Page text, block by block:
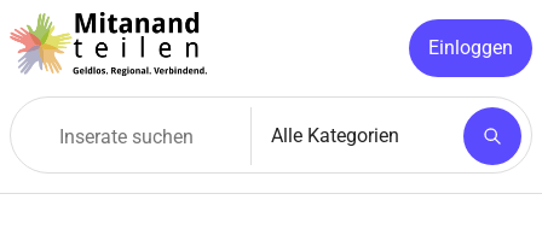
Einloggen